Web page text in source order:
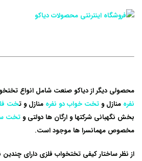
محصولی دیگر از دیاکو صنعت شامل انواع
نفره منازل و تخت خواب دو نفره منازل و تخت
بخش نگهبانی شرکتها و ارگان ها دولتی و تخت
مخصوص مهمانسرا ها موجود است.
از نظر ساختار کیفی تختخواب فلزی دارای